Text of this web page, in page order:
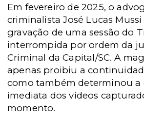
Em fevereiro de 2025, o
criminalista José Lucas Mussi
gravação de uma sessão do
interrompida por ordem da
Criminal da Capital/SC. A
apenas proibiu a
como também determinou a
imediata dos vídeos
momento.